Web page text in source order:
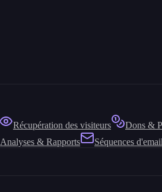
Récupération des visiteurs Dons &
Analyses & Rapports Séquences